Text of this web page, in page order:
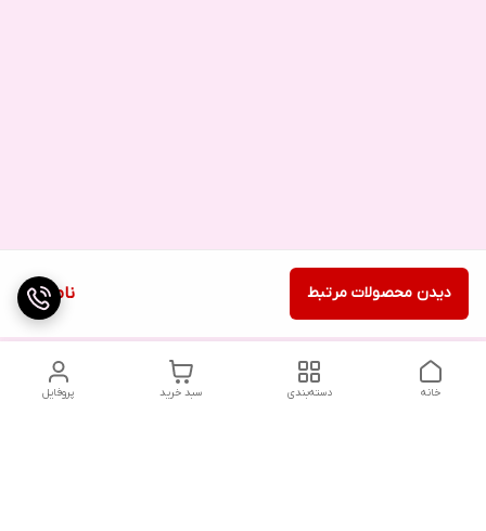
ناموجود دیدن محصولات مرتبط
پروفایل سبد خرید دسته‌بندی خانه